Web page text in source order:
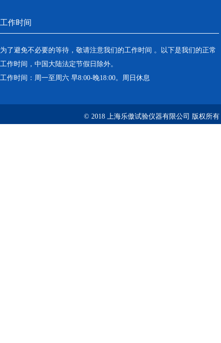
工作时间
为了避免不必要的等待，敬请注意我们的工作时间 。以下是我们的正常
工作时间，中国大陆法定节假日除外。
工作时间：周一至周六 早8:00-晚18:00。周日休息
© 2018 上海乐傲试验仪器有限公司 版权所